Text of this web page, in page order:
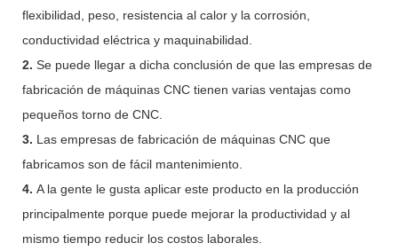
flexibilidad, peso, resistencia al calor y la corrosión,
conductividad eléctrica y maquinabilidad.
2. Se puede llegar a dicha conclusión de que las empresas de
fabricación de máquinas CNC tienen varias ventajas como
pequeños torno de CNC.
3. Las empresas de fabricación de máquinas CNC que
fabricamos son de fácil mantenimiento.
4. A la gente le gusta aplicar este producto en la producción
principalmente porque puede mejorar la productividad y al
mismo tiempo reducir los costos laborales.